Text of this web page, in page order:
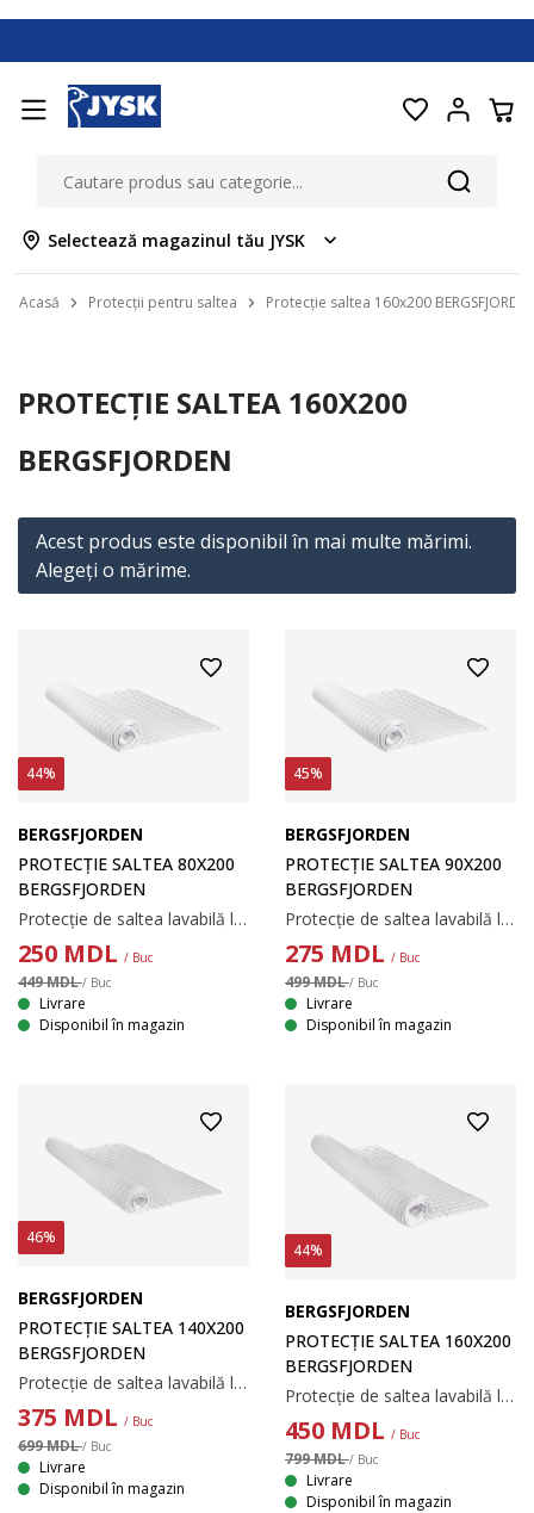
Selectează magazinul tău JYSK
Acasă Protecții pentru saltea Protecție saltea 160x200
PROTECȚIE SALTEA 160X200
BERGSFJORDEN
Acest produs este disponibil în mai multe mărimi.
Alegeţi o mărime.
44%
BERGSFJORDEN
PROTECȚIE SALTEA 80X200
BERGSFJORDEN
Protecție de saltea lavabilă la temperaturi mari, cu matlasare groasă și catifelată. Cu elastice pentru colțuri. 80x200 cm
250 MDL / Buc
449 MDL/ Buc
Livrare
Disponibil în magazin
45%
BERGSFJORDEN
PROTECȚIE SALTEA 90X200
BERGSFJORDEN
Protecție de saltea lavabilă la temperaturi mari, cu matlasare groasă și catifelată. Cu elastice pentru colțuri. 90x200 cm
275 MDL / Buc
499 MDL/ Buc
Livrare
Disponibil în magazin
46%
BERGSFJORDEN
PROTECȚIE SALTEA 140X200
BERGSFJORDEN
Protecție de saltea lavabilă la temperaturi foarte mari, cu o matlasare moale și groasă. Cu elastice pentru colțuri. 140x200 cm
375 MDL / Buc
699 MDL/ Buc
Livrare
Disponibil în magazin
44%
BERGSFJORDEN
PROTECȚIE SALTEA 160X200
BERGSFJORDEN
Protecție de saltea lavabilă la temperaturi foarte mari, cu o matlasare moale și groasă. Cu elastice pentru colțuri. 160x200 cm
450 MDL / Buc
799 MDL/ Buc
Livrare
Disponibil în magazin